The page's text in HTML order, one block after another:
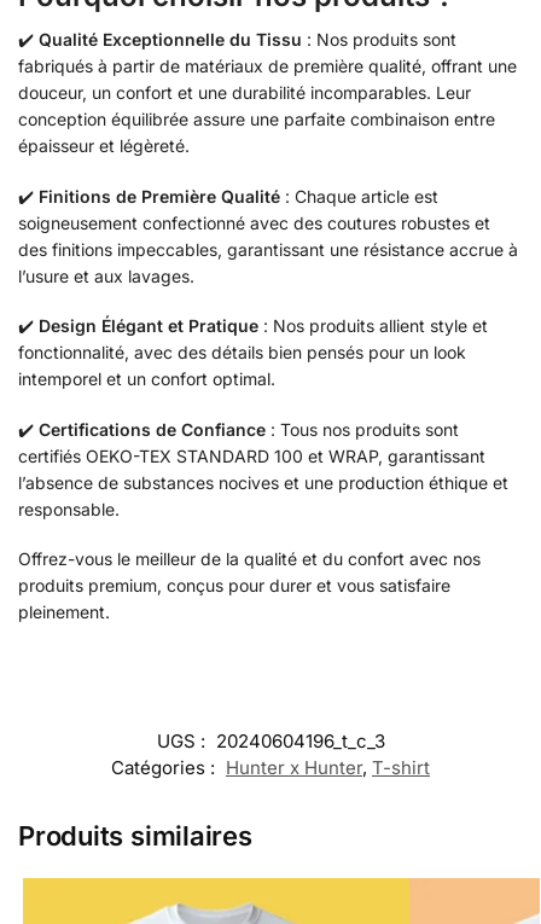
✔️ Qualité Exceptionnelle du Tissu : Nos produits sont
fabriqués à partir de matériaux de première qualité, offrant une
douceur, un confort et une durabilité incomparables. Leur
conception équilibrée assure une parfaite combinaison entre
épaisseur et légèreté.
✔️ Finitions de Première Qualité : Chaque article est
soigneusement confectionné avec des coutures robustes et
des finitions impeccables, garantissant une résistance accrue à
l’usure et aux lavages.
✔️ Design Élégant et Pratique : Nos produits allient style et
fonctionnalité, avec des détails bien pensés pour un look
intemporel et un confort optimal.
✔️ Certifications de Confiance : Tous nos produits sont
certifiés OEKO-TEX STANDARD 100 et WRAP, garantissant
l’absence de substances nocives et une production éthique et
responsable.
Offrez-vous le meilleur de la qualité et du confort avec nos
produits premium, conçus pour durer et vous satisfaire
pleinement.
UGS : 20240604196_t_c_3
Catégories : Hunter x Hunter, T-shirt
Produits similaires